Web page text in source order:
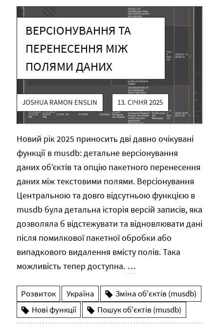
ВЕРСІОНУВАННЯ ТА
ПЕРЕНЕСЕННЯ МІЖ
ПОЛЯМИ ДАНИХ
JOSHUA RAMON ENSLIN 13. СІЧНЯ 2025
Новий рік 2025 приносить дві давно очікувані
функції в musdb: детальне версіонування
даних об’єктів та опцію пакетного перенесення
даних між текстовими полями. Версіонування
Центральною та довго відсутньою функцією в
musdb була детальна історія версій записів, яка
дозволяла б відстежувати та відновлювати дані
після помилкової пакетної обробки або
випадкового видалення вмісту полів. Така
можливість тепер доступна. …
Розвиток Україна
Зміна об'єктів (musdb)
Нові функції
Пошук об'єктів (musdb)